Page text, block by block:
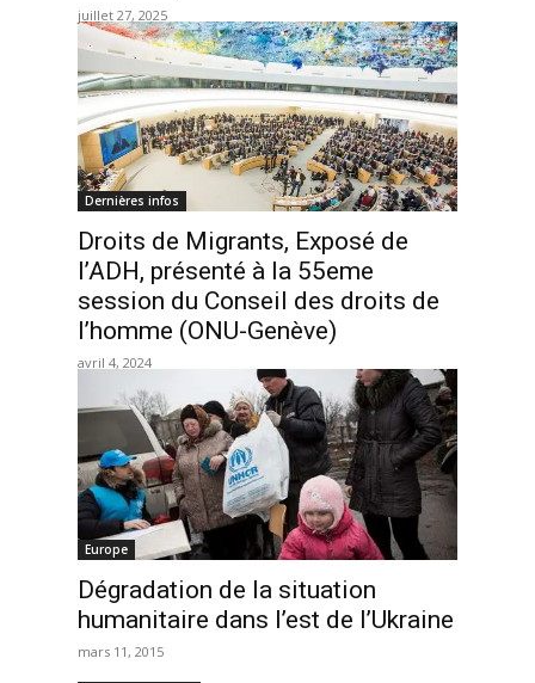
juillet 27, 2025
Dernières infos
Droits de Migrants, Exposé de
l’ADH, présenté à la 55eme
session du Conseil des droits de
l’homme (ONU-Genève)
avril 4, 2024
Europe
Dégradation de la situation
humanitaire dans l’est de l’Ukraine
mars 11, 2015